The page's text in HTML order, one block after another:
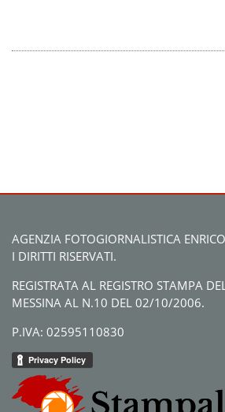
AGENZIA FOTOGIORNALISTICA
I DIRITTI RISERVATI.
REGISTRATA AL REGISTRO STAMPA
MESSINA AL N.10 DEL 02/10/2006.
P.IVA: 02595110830